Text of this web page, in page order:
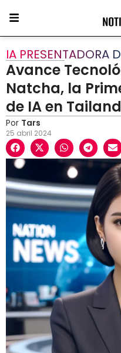
IA PRESENTADORA
Avance
Natcha, la
de IA en
Por Tars
25 abril 2024